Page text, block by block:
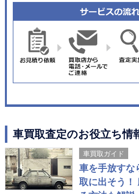
車買取査定のお役立ち情
車買取ガイド
車を手放すな
取に出そう！